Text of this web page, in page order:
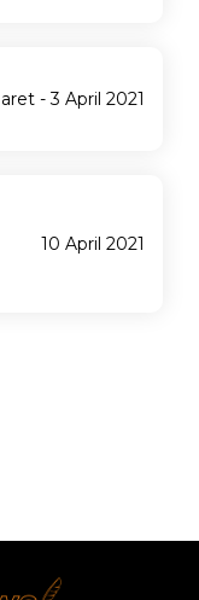
- 3 April 2021
10 April 2021